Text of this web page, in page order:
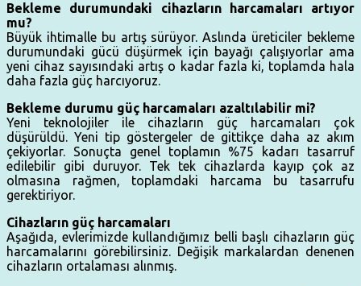
Bekleme durumundaki cihazların harcamaları artıyor
mu?
Büyük ihtimalle bu artış sürüyor. Aslında üreticiler bekleme
durumundaki gücü düşürmek için bayağı çalışıyorlar ama
yeni cihaz sayısındaki artış o kadar fazla ki, toplamda hala
daha fazla güç harcıyoruz.
Bekleme durumu güç harcamaları azaltılabilir mi?
Yeni teknolojiler ile cihazların güç harcamaları çok
düşürüldü. Yeni tip göstergeler de gittikçe daha az akım
çekiyorlar. Sonuçta genel toplamın %75 kadarı tasarruf
edilebilir gibi duruyor. Tek tek cihazlarda kayıp çok az
olmasına rağmen, toplamdaki harcama bu tasarrufu
gerektiriyor.
Cihazların güç harcamaları
Aşağıda, evlerimizde kullandığımız belli başlı cihazların güç
harcamalarını görebilirsiniz. Değişik markalardan denenen
cihazların ortalaması alınmış.